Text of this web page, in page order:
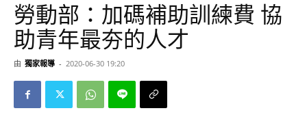
勞動部：加碼補助訓練費 協
助青年最夯的人才
由 獨家報導 - 2020-06-30 19:20